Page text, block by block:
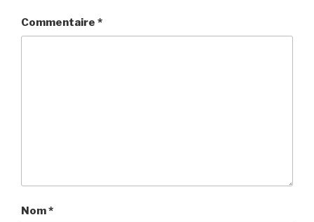
Commentaire *
Nom*